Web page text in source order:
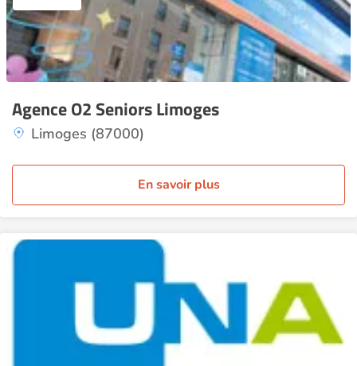
Agence O2 Seniors Limoges
Limoges (87000)
En savoir plus